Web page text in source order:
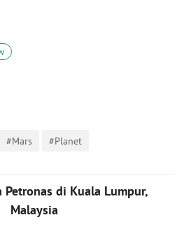
#Mars #Planet
Petronas di Kuala Lumpur,
Malaysia